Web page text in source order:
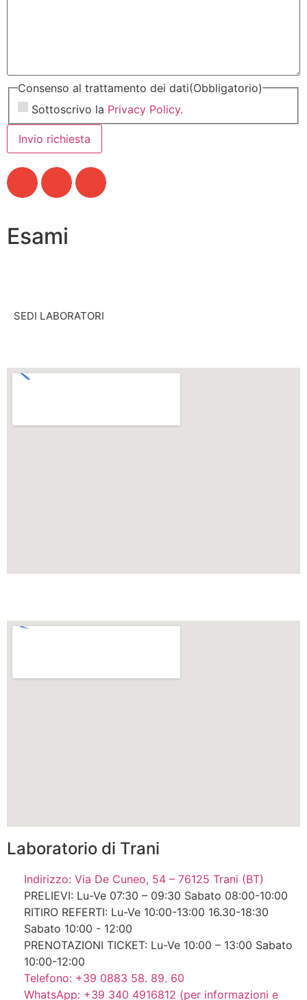
Consenso al trattamento dei dati(Obbligatorio)
Sottoscrivo la Privacy Policy.
Invio richiesta
Esami
SEDI LABORATORI
Laboratorio di Trani
Indirizzo: Via De Cuneo, 54 – 76125 Trani (BT)
PRELIEVI: Lu-Ve 07:30 – 09:30 Sabato 08:00-10:00
RITIRO REFERTI: Lu-Ve 10:00-13:00 16.30-18:30
Sabato 10:00 - 12:00
PRENOTAZIONI TICKET: Lu-Ve 10:00 – 13:00 Sabato
10:00-12:00
Telefono: +39 0883 58. 89. 60
WhatsApp: +39 340 4916812 (per informazioni e